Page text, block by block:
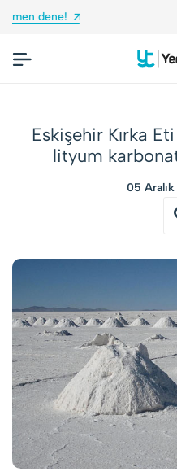
Yerli Tüketiciler,
Eskişehir Kırka
lityum
05